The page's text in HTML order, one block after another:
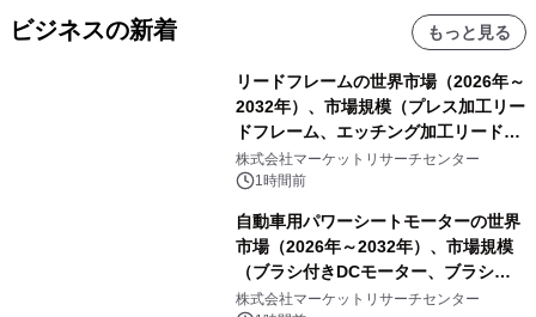
ビジネスの新着 もっと見る
リードフレームの世界市場（2026年～
2032年）、市場規模（プレス加工リー
ドフレーム、エッチング加工リードフ
レーム）・分析レポートを発表
株式会社マーケットリサーチセンター
1時間前
自動車用パワーシートモーターの世界
市場（2026年～2032年）、市場規模
（ブラシ付きDCモーター、ブラシレ
スDCモーター）・分析レポートを発
株式会社マーケットリサーチセンター